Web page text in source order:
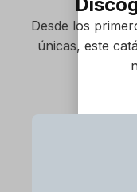
Desde los
únicas, este